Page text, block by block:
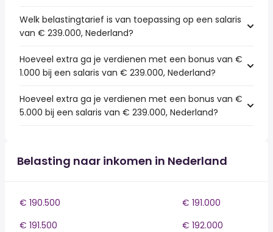
Welk belastingtarief is van toepassing op een salaris
van € 239.000, Nederland?
Hoeveel extra ga je verdienen met een bonus van €
1.000 bij een salaris van € 239.000, Nederland?
Hoeveel extra ga je verdienen met een bonus van €
5.000 bij een salaris van € 239.000, Nederland?
Belasting naar inkomen in Nederland
€ 190.500
€ 191.000
€ 191.500
€ 192.000